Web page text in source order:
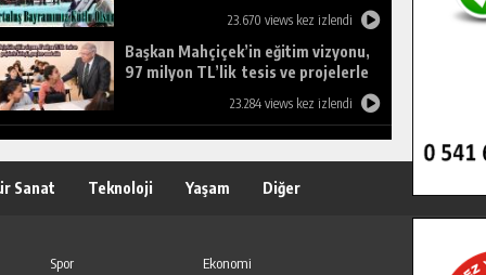
23.670 views kez izlendi
Başkan Mahçiçek’in eğitim vizyonu,
97 milyon TL’lik tesis ve projelerle
23.284 views kez izlendi
Sanat Teknoloji Yaşam Diğer
Spor
Ekonomi